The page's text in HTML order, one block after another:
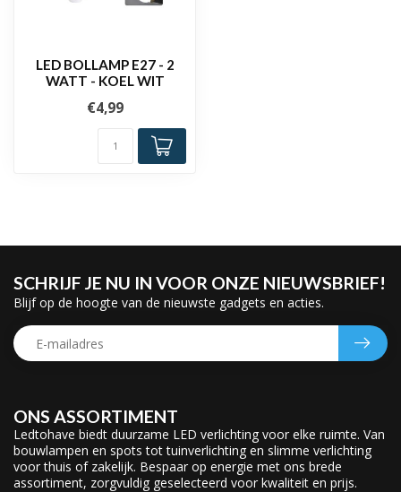
LED BOLLAMP E27 - 2
WATT - KOEL WIT
€4,99
ONS ASSORTIMENT
Ledtohave biedt duurzame LED verlichting voor elke ruimte. Van
bouwlampen en spots tot tuinverlichting en slimme verlichting
voor thuis of zakelijk. Bespaar op energie met ons brede
assortiment, zorgvuldig geselecteerd voor kwaliteit en prijs.
SCHRIJF JE NU IN VOOR ONZE NIEUWSBRIEF!
Blijf op de hoogte van de nieuwste gadgets en acties.